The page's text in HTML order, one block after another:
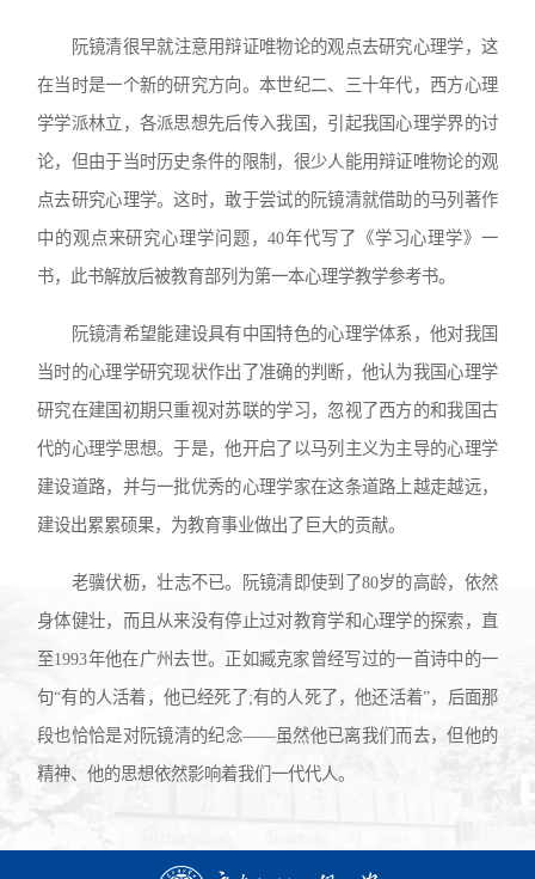
阮镜清很早就注意用辩证唯物论的观点去研究心理学，这
在当时是一个新的研究方向。本世纪二、三十年代，西方心理
学学派林立，各派思想先后传入我国，引起我国心理学界的讨
论，但由于当时历史条件的限制，很少人能用辩证唯物论的观
点去研究心理学。这时，敢于尝试的阮镜清就借助的马列著作
中的观点来研究心理学问题，40年代写了《学习心理学》一
书，此书解放后被教育部列为第一本心理学教学参考书。
阮镜清希望能建设具有中国特色的心理学体系，他对我国
当时的心理学研究现状作出了准确的判断，他认为我国心理学
研究在建国初期只重视对苏联的学习，忽视了西方的和我国古
代的心理学思想。于是，他开启了以马列主义为主导的心理学
建设道路，并与一批优秀的心理学家在这条道路上越走越远，
建设出累累硕果，为教育事业做出了巨大的贡献。
老骥伏枥，壮志不已。阮镜清即使到了80岁的高龄，依然
身体健壮，而且从来没有停止过对教育学和心理学的探索，直
至1993年他在广州去世。正如臧克家曾经写过的一首诗中的一
句“有的人活着，他已经死了;有的人死了，他还活着”，后面那
段也恰恰是对阮镜清的纪念——虽然他已离我们而去，但他的
精神、他的思想依然影响着我们一代代人。